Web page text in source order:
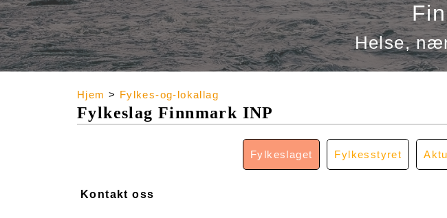
Helse,
Hjem > Fylkes-og-lokallag
Fylkeslag Finnmark INP
Fylkeslaget Fylkesstyret
Kontakt oss